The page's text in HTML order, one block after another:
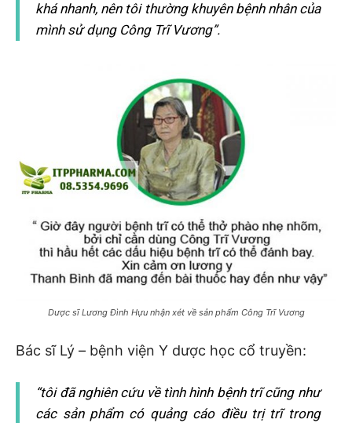
khá nhanh, nên tôi thường khuyên bệnh nhân của
mình sử dụng Công Trĩ Vương”.
Dược sĩ Lương Đình Hựu nhận xét về sản phẩm Công Trĩ Vương
Bác sĩ Lý – bệnh viện Y dược học cổ truyền:
“tôi đã nghiên cứu về tình hình bệnh trĩ cũng như
các sản phẩm có quảng cáo điều trị trĩ trong